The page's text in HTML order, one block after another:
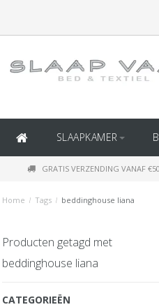
(BINNEN
SLAAPKAMER
GRATIS VERZENDING VANAF
Home / Tags / beddinghouse liana
Producten getagd met
beddinghouse liana
CATEGORIEËN